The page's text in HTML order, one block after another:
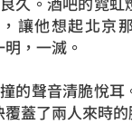
讓他想起北京
，一滅。
的聲音清脆悅耳
蓋了兩人來時的